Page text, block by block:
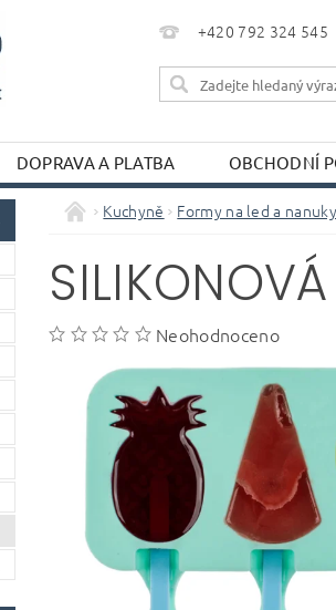
+420 792 324 545
DOPRAVA A PLATBA OBCHODNÍ
Kuchyně Formy na led a nanuky
Neohodnoceno